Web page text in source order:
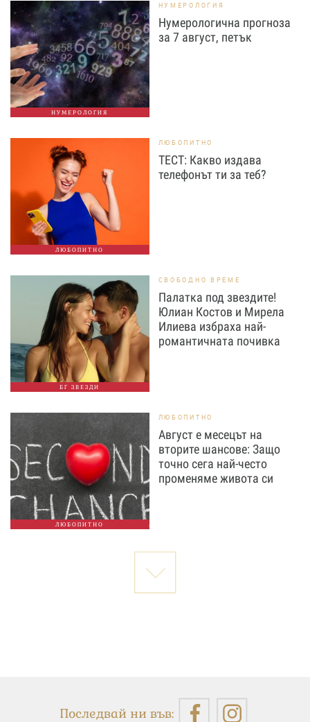
НУМЕРОЛОГИЯ
НУМЕРОЛОГИЯ
Нумерологична прогноза
за 7 август, петък
ЛЮБОПИТНО
ЛЮБОПИТНО
ТЕСТ: Какво издава
телефонът ти за теб?
БГ ЗВЕЗДИ
СВОБОДНО ВРЕМЕ
Палатка под звездите!
Юлиан Костов и Мирела
Илиева избраха най-
романтичната почивка
ЛЮБОПИТНО
ЛЮБОПИТНО
Август е месецът на
вторите шансове: Защо
точно сега най-често
променяме живота си
Последвай ни във: